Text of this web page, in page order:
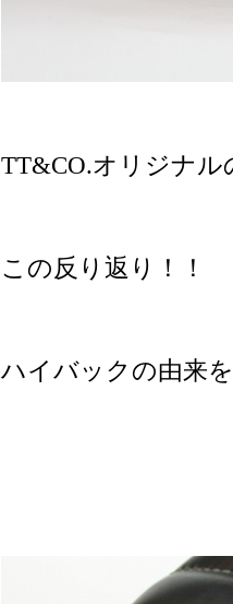
TT&CO.オリジナル
この反り返り！！
ハイバックの由来